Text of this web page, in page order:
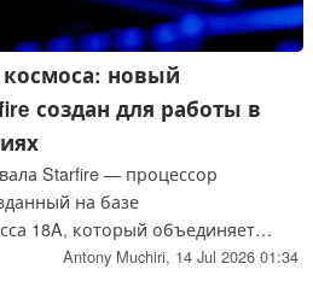
космоса: новый
создан для работы в
Starfire — процессор
на базе
18A, который объединяет
процессор Xe с 64
Antony Muchiri, 14 Jul 2026 01:34